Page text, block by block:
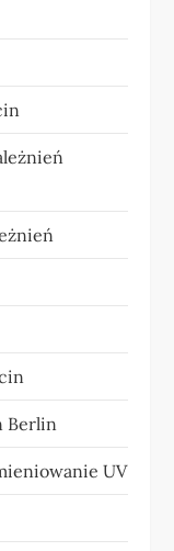
Berlin
UV